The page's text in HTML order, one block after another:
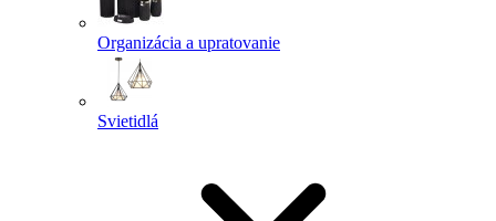
Organizácia a upratovanie
Svietidlá